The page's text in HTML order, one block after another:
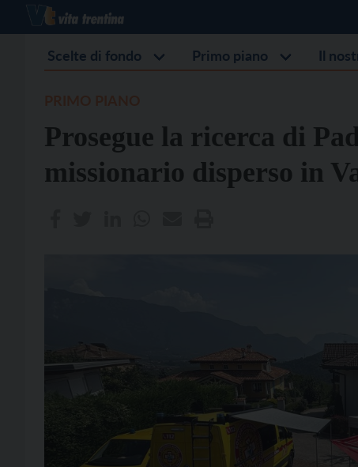
Scelte di fondo Primo piano Il
Prosegue la ricerca di
missionario disperso in